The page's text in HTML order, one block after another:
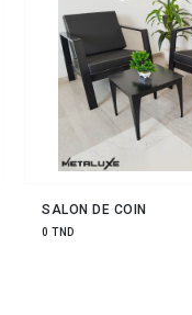
SALON DE COIN
0 TND